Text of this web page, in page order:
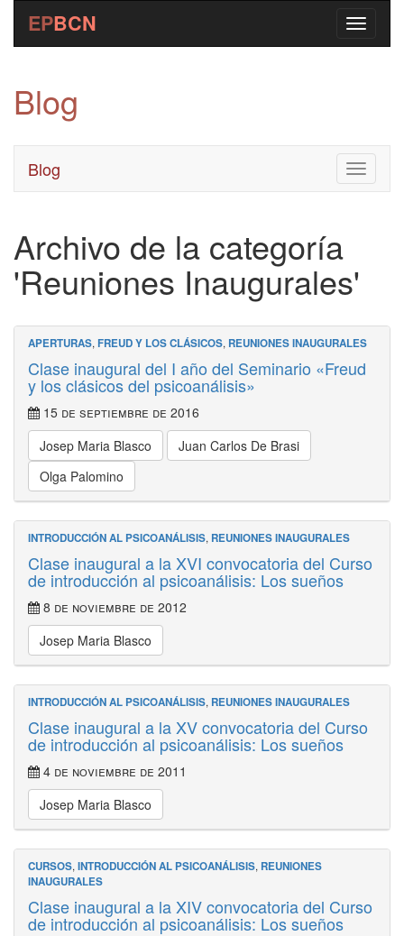
EPBCN
Blog
Toggle
Blog
Archivo de la categoría
'Reuniones Inaugurales'
APERTURAS, FREUD Y LOS CLÁSICOS, REUNIONES INAUGURALES
Clase inaugural del I año del Seminario «Freud
y los clásicos del psicoanálisis»
15 de septiembre de 2016
Josep Maria Blasco
Juan Carlos De Brasi
Olga Palomino
INTRODUCCIÓN AL PSICOANÁLISIS, REUNIONES INAUGURALES
Clase inaugural a la XVI convocatoria del Curso
de introducción al psicoanálisis: Los sueños
8 de noviembre de 2012
Josep Maria Blasco
INTRODUCCIÓN AL PSICOANÁLISIS, REUNIONES INAUGURALES
Clase inaugural a la XV convocatoria del Curso
de introducción al psicoanálisis: Los sueños
4 de noviembre de 2011
Josep Maria Blasco
CURSOS, INTRODUCCIÓN AL PSICOANÁLISIS, REUNIONES
INAUGURALES
Clase inaugural a la XIV convocatoria del Curso
de introducción al psicoanálisis: Los sueños